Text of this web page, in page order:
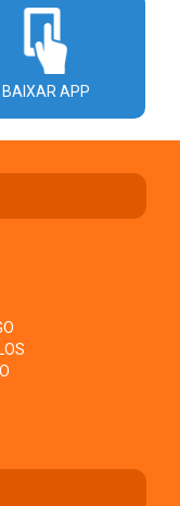
BAIXAR APP